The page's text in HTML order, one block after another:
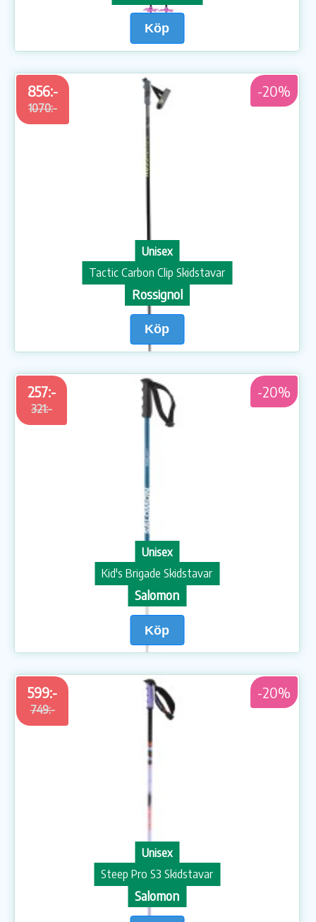
Köp
856:-
1070:-
-20%
Unisex
Tactic Carbon Clip Skidstavar
Rossignol
Köp
257:-
321:-
-20%
Unisex
Kid's Brigade Skidstavar
Salomon
Köp
599:-
749:-
-20%
Unisex
Steep Pro S3 Skidstavar
Salomon